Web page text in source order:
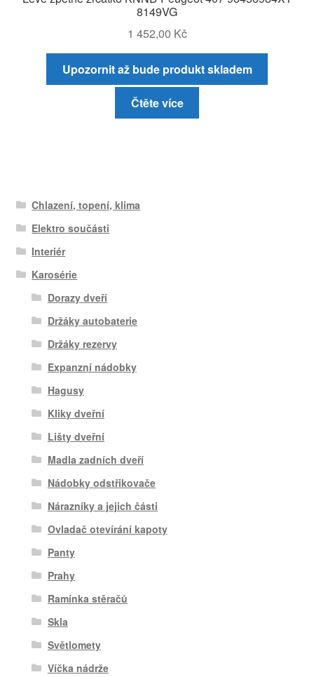
8149VG
1 452,00 Kč
Upozornit až bude produkt skladem
Čtěte více
Chlazení, topení, klima
Elektro součásti
Interiér
Karosérie
Dorazy dveří
Držáky autobaterie
Držáky rezervy
Expanzní nádobky
Hagusy
Kliky dveřní
Lišty dveřní
Madla zadních dveří
Nádobky odstřikovače
Nárazníky a jejich části
Ovladač otevírání kapoty
Panty
Prahy
Ramínka stěračů
Skla
Světlomety
Víčka nádrže